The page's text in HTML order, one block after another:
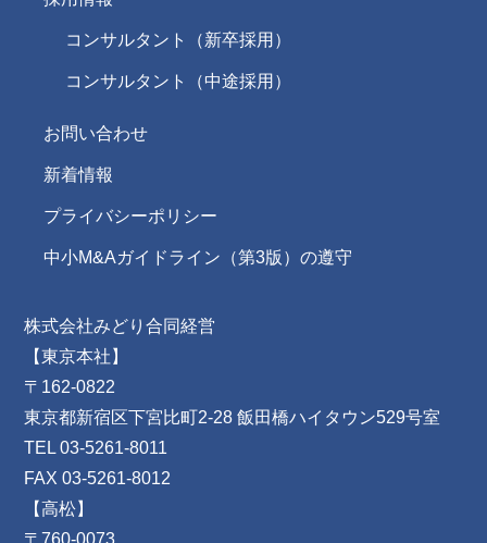
コンサルタント（新卒採用）
コンサルタント（中途採用）
お問い合わせ
新着情報
プライバシーポリシー
中小M&Aガイドライン（第3版）の遵守
株式会社みどり合同経営
【東京本社】
〒162-0822
東京都新宿区下宮比町2-28 飯田橋ハイタウン529号室
TEL 03-5261-8011
FAX 03-5261-8012
【高松】